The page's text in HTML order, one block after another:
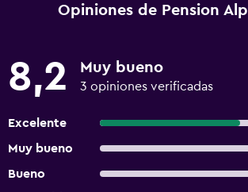
Opiniones de Pension
8,2 Muy bueno
3 opiniones verificadas
Excelente
Muy bueno
Bueno